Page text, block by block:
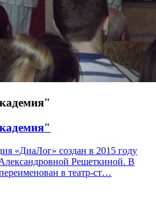
«ДиаЛог» создан в 2015 году
Решеткиной. В
в театр-ст…